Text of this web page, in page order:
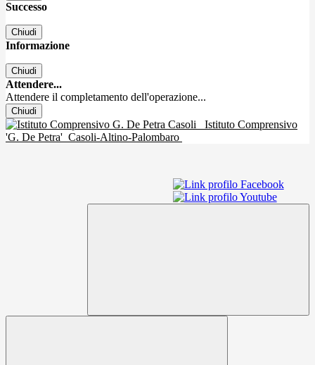
Successo
Chiudi
Informazione
Chiudi
Attendere...
Attendere il completamento dell'operazione...
Chiudi
Istituto Comprensivo
'G. De Petra' Casoli-Altino-Palombaro